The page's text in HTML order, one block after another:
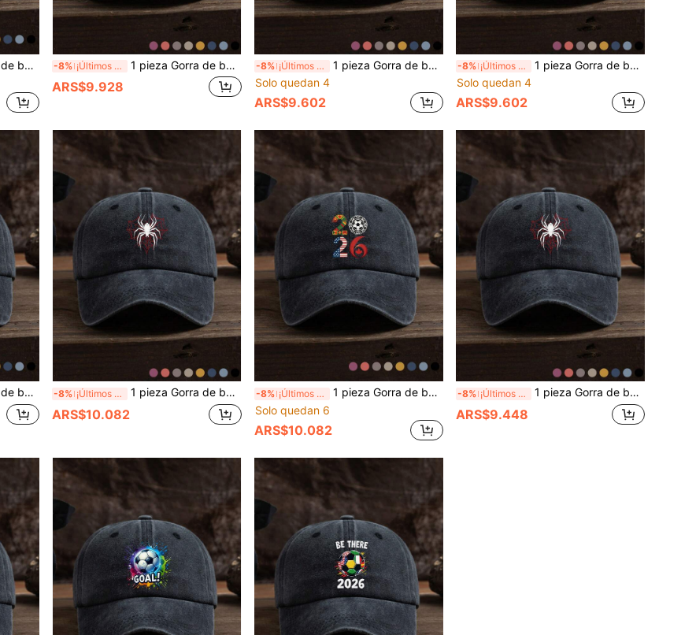
de América del Norte, ajustable
-8% ¡Últimos 3 días 1 pieza Gorra de béisbol ajustable suave con estampado de letras, moda casual para exteriores, unisex, para todas las estaciones
ARS$9.928
-8% ¡Últimos 3 días
1 pieza Gorra de béisbol vintage para hombre y mujer, casual de moda para exteriores, ajustable, con estampado de palmera de coco, esencial de viaje para todas las estaciones, popular, cómoda y transpirable
Solo quedan 4
ARS$9.602
-8% ¡Últimos 3 días
1 pieza Gorra de béisbol vintage unisex para exteriores, casual y de moda, ajustable, con estampado gráfico de auriculares PLAYER, para todas las estaciones, primavera y verano, esencial para viajes, popular, cómoda y transpirable
Solo quedan 4
ARS$9.602
para hombres y mujeres -8% ¡Últimos 3 días 1 pieza Gorra de béisbol unisex con estampado de fútbol, moda casual para exteriores, suave, de talla ajustable, para todas las estaciones
ARS$10.082
-8% ¡Últimos 3 días
1 pieza Gorra de béisbol unisex casual y suave con estampado gráfico de la Copa Mundial 2026, adecuada para uso diario
Solo quedan 6
ARS$10.082
-8% ¡Últimos 3 días 1 pieza Gorra de béisbol unisex con estampado de patrón de telaraña, moda casual para exteriores, suave, ajustable en tamaño, para todas las estaciones
ARS$9.448